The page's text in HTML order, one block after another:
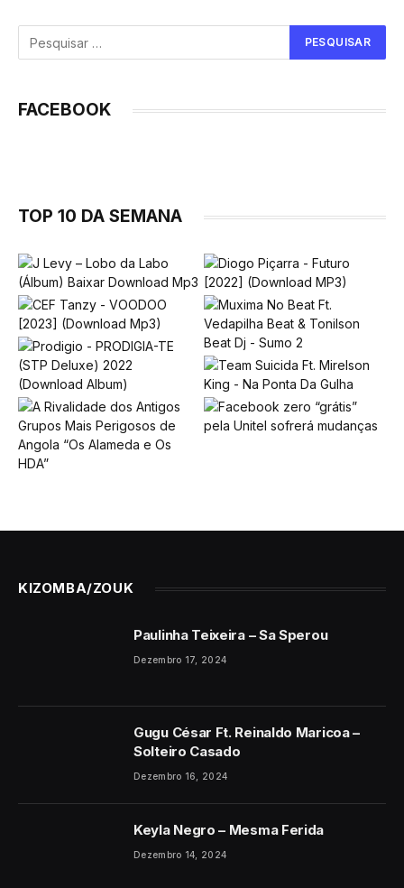
FACEBOOK
TOP 10 DA SEMANA
KIZOMBA/ZOUK
Paulinha Teixeira – Sa Sperou
Dezembro 17, 2024
Gugu César Ft. Reinaldo Maricoa –
Solteiro Casado
Dezembro 16, 2024
Keyla Negro – Mesma Ferida
Dezembro 14, 2024